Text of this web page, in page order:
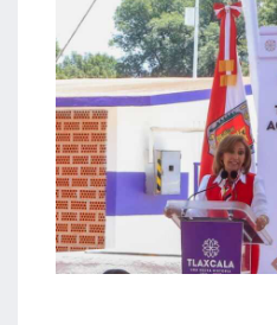
acervo
aclaración
acreditación